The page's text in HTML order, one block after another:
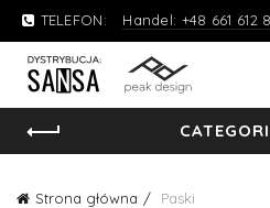
TELEFON: Handel: +48 661 612
Strona główna Paski